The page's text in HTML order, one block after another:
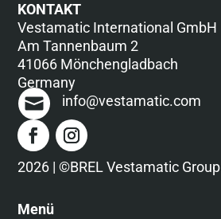
KONTAKT
Vestamatic International GmbH
Am Tannenbaum 2
41066 Mönchengladbach
Germany
info@vestamatic.com
2026 | ©BREL Vestamatic Group
Menü